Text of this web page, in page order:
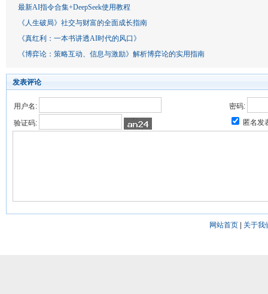
最新AI指令合集+DeepSeek使用教程
《人生破局》社交与财富的全面成长指南
《真红利：一本书讲透AI时代的风口》
《博弈论：策略互动、信息与激励》解析博弈论的实用指南
发表评论
用户名:
密码:
验证码:
匿名发
网站首页| 关于我